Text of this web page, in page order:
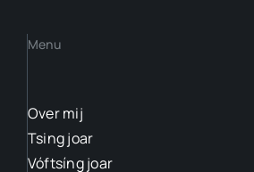
Menu
Over mij
Tsing joar
Vóftsíng joar